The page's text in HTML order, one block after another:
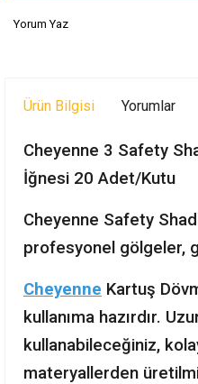
Yorum Yaz
Ürün Bilgisi Yorumlar
Cheyenne 3 Safety
İğnesi 20 Adet/Kutu
Cheyenne Safety
profesyonel gölgeler,
Cheyenne Kartuş
kullanıma hazırdır.
kullanabileceğiniz,
materyallerden